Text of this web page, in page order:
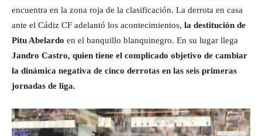
encuentra en la zona roja de la clasificación. La derrota en casa
ante el Cádiz CF adelantó los acontecimientos, la destitución de
Pitu Abelardo en el banquillo blanquinegro. En su lugar llega
Jandro Castro, quien tiene el complicado objetivo de cambiar
la dinámica negativa de cinco derrotas en las seis primeras
jornadas de liga.